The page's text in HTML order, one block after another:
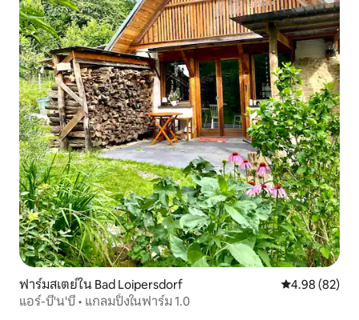
ฟาร์มสเตย์ใน Bad Loipersdorf คะแนนเฉลี่ย
4.98 (82)
แอร์-บี'น'บี • แกลมปิ้งในฟาร์ม 1.0